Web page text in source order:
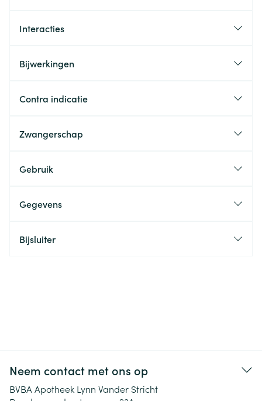
Interacties
Bijwerkingen
Contra indicatie
Zwangerschap
Gebruik
Gegevens
Bijsluiter
Neem contact met ons op
BVBA Apotheek Lynn Vander Stricht